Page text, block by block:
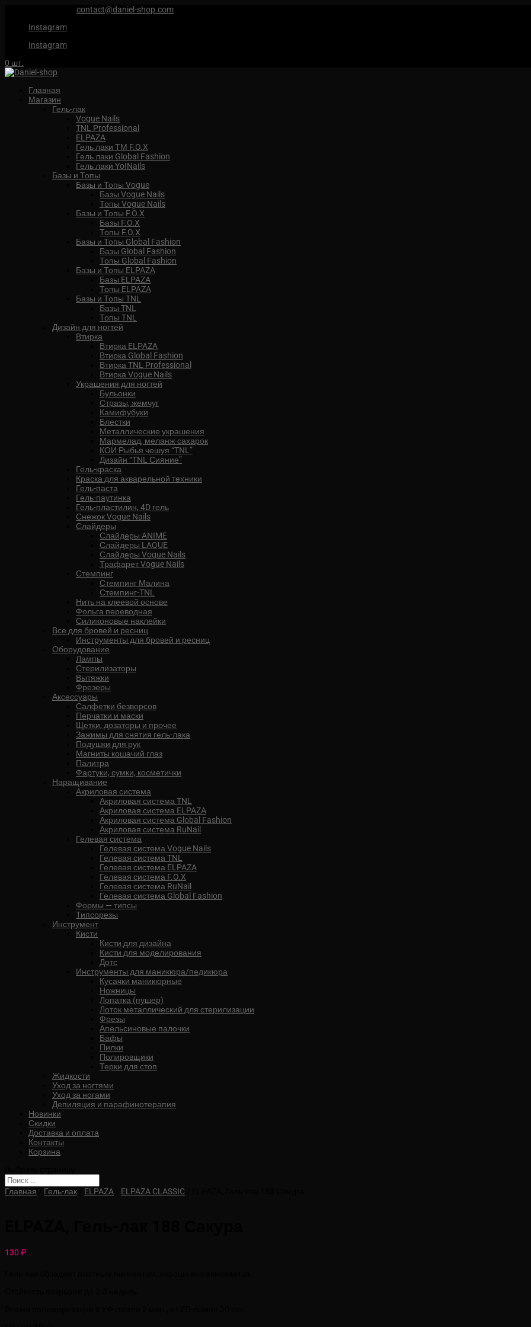
contact@daniel-shop.com
Instagram
Instagram
0 шт.
Главная
Магазин
Гель-лак
Vogue Nails
TNL Professional
ELPAZA
Гель лаки ТМ F.O.X
Гель лаки Global Fashion
Гель лаки Yo!Nails
Базы и Топы
Базы и Топы Vogue
Базы Vogue Nails
Топы Vogue Nails
Базы и Топы F.O.X
Базы F.O.X
Топы F.O.X
Базы и Топы Global Fashion
Базы Global Fashion
Топы Global Fashion
Базы и Топы ELPAZA
Базы ELPAZA
Топы ELPAZA
Базы и Топы TNL
Базы TNL
Топы TNL
Дизайн для ногтей
Втирка
Втирка ELPAZA
Втирка Global Fashion
Втирка TNL Professional
Втирка Vogue Nails
Украшения для ногтей
Бульонки
Стразы, жемчуг
Камифубуки
Блестки
Металлические украшения
Мармелад, меланж-сахарок
КОИ Рыбья чешуя “TNL”
Дизайн “TNL Сияние”
Гель-краска
Краска для акварельной техники
Гель-паста
Гель-паутинка
Гель-пластилин, 4D гель
Снежок Vogue Nails
Слайдеры
Слайдеры ANIME
Слайдеры LAQUE
Слайдеры Vogue Nails
Трафарет Vogue Nails
Стемпинг
Стемпинг Малина
Стемпинг-TNL
Нить на клеевой основе
Фольга переводная
Силиконовые наклейки
Все для бровей и ресниц
Инструменты для бровей и ресниц
Оборудование
Лампы
Стерилизаторы
Вытяжки
Фрезеры
Аксессуары
Салфетки безворсов
Перчатки и маски
Щетки, дозаторы и прочее
Зажимы для снятия гель-лака
Подушки для рук
Магниты кошачий глаз
Палитра
Фартуки, сумки, косметички
Наращивание
Акриловая система
Акриловая система TNL
Акриловая система ELPAZA
Акриловая система Global Fashion
Акриловая система RuNail
Гелевая система
Гелевая система Vogue Nails
Гелевая система TNL
Гелевая система ELPAZA
Гелевая система F.O.X
Гелевая система RuNail
Гелевая система Global Fashion
Формы — типсы
Типсорезы
Инструмент
Кисти
Кисти для дизайна
Кисти для моделирования
Дотс
Инструменты для маникюра/педикюра
Кусачки маникюрные
Ножницы
Лопатка (пушер)
Лоток металлический для стерилизации
Фрезы
Апельсиновые палочки
Бафы
Пилки
Полировщики
Терки для стоп
Жидкости
Уход за ногтями
Уход за ногами
Депиляция и парафинотерапия
Новинки
Скидки
Доставка и оплата
Контакты
Корзина
Главная Гель-лак ELPAZA ELPAZA CLASSIC
130 ₽